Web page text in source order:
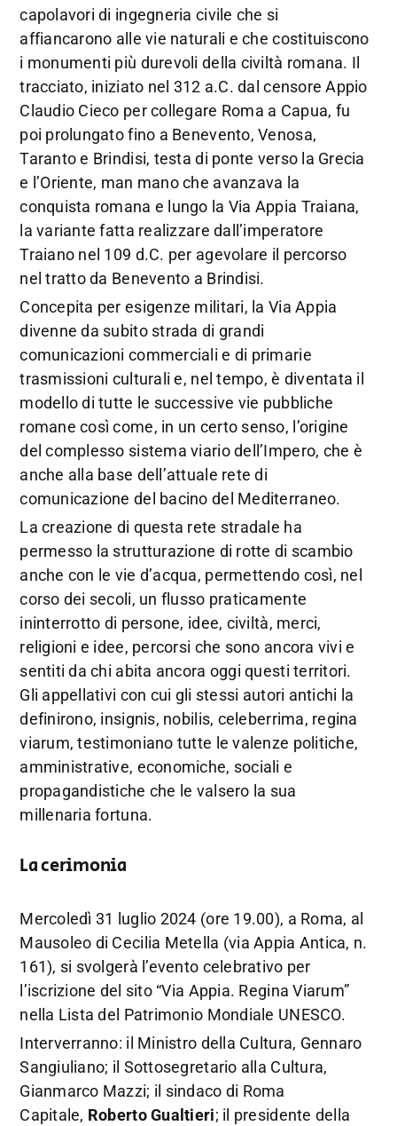
capolavori di ingegneria civile che si
affiancarono alle vie naturali e che costituiscono
i monumenti più durevoli della civiltà romana. Il
tracciato, iniziato nel 312 a.C. dal censore Appio
Claudio Cieco per collegare Roma a Capua, fu
poi prolungato fino a Benevento, Venosa,
Taranto e Brindisi, testa di ponte verso la Grecia
e l’Oriente, man mano che avanzava la
conquista romana e lungo la Via Appia Traiana,
la variante fatta realizzare dall’imperatore
Traiano nel 109 d.C. per agevolare il percorso
nel tratto da Benevento a Brindisi.
Concepita per esigenze militari, la Via Appia
divenne da subito strada di grandi
comunicazioni commerciali e di primarie
trasmissioni culturali e, nel tempo, è diventata il
modello di tutte le successive vie pubbliche
romane così come, in un certo senso, l’origine
del complesso sistema viario dell’Impero, che è
anche alla base dell’attuale rete di
comunicazione del bacino del Mediterraneo.
La creazione di questa rete stradale ha
permesso la strutturazione di rotte di scambio
anche con le vie d’acqua, permettendo così, nel
corso dei secoli, un flusso praticamente
ininterrotto di persone, idee, civiltà, merci,
religioni e idee, percorsi che sono ancora vivi e
sentiti da chi abita ancora oggi questi territori.
Gli appellativi con cui gli stessi autori antichi la
definirono, insignis, nobilis, celeberrima, regina
viarum, testimoniano tutte le valenze politiche,
amministrative, economiche, sociali e
propagandistiche che le valsero la sua
millenaria fortuna.
La cerimonia
Mercoledì 31 luglio 2024 (ore 19.00), a Roma, al
Mausoleo di Cecilia Metella (via Appia Antica, n.
161), si svolgerà l’evento celebrativo per
l’iscrizione del sito “Via Appia. Regina Viarum”
nella Lista del Patrimonio Mondiale UNESCO.
Interverranno: il Ministro della Cultura, Gennaro
Sangiuliano; il Sottosegretario alla Cultura,
Gianmarco Mazzi; il sindaco di Roma
Capitale, Roberto Gualtieri; il presidente della